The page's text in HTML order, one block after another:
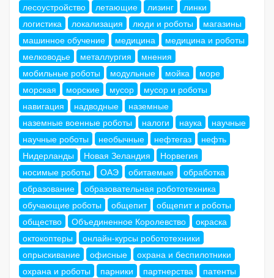
лесоустройство
летающие лизинг
линки
логистика
локализация люди и роботы
магазины
машинное обучение
медицина
медицина и роботы
мелководье
металлургия
мнения
мобильные роботы
модульные мойка
море
морская
морские мусор
мусор и роботы
навигация
надводные
наземные
наземные военные роботы
налоги наука
научные
научные роботы
необычные нефтегаз
нефть
Нидерланды
Новая Зеландия
Норвегия
носимые роботы
ОАЭ обитаемые
обработка
образование
образовательная робототехника
обучающие роботы
общепит
общепит и роботы
общество
Объединенное Королевство
окраска
октокоптеры
онлайн-курсы робототехники
опрыскивание
офисные
охрана и беспилотники
охрана и роботы
парники партнерства
патенты